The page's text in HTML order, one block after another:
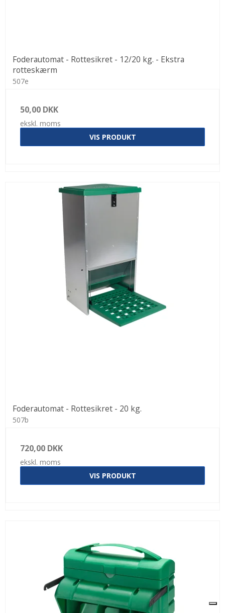
Foderautomat - Rottesikret - 12/20 kg. - Ekstra
rotteskærm
507e
50,00 DKK
ekskl. moms
VIS PRODUKT
Foderautomat - Rottesikret - 20 kg.
507b
720,00 DKK
ekskl. moms
VIS PRODUKT